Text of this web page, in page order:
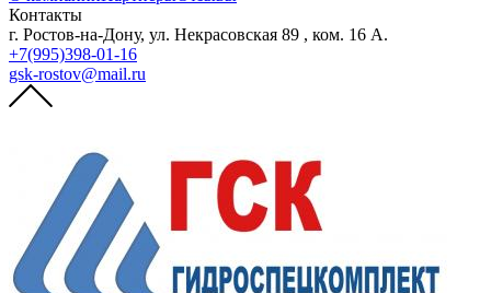
Контакты
г. Ростов-на-Дону, ул. Некрасовская 89 , ком. 16 А.
+7(995)398-01-16
gsk-rostov@mail.ru